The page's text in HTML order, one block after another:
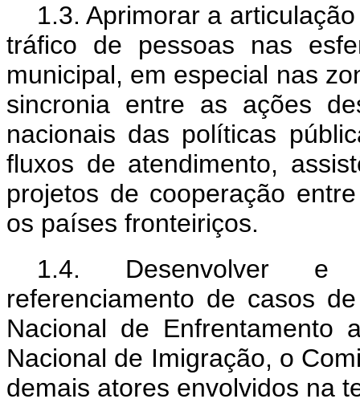
1.3. Aprimorar a
tráfico de pessoas nas
municipal, em especial nas
sincronia entre as ações
nacionais das políticas
fluxos de atendimento,
projetos de cooperação
os países fronteiriços.
1.4. Desenvolver e
referenciamento de casos
Nacional de Enfrentamento
Nacional de Imigração, o
demais atores envolvidos na